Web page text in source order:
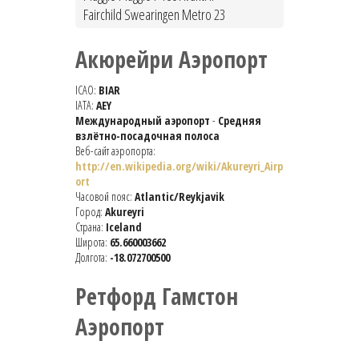
Fairchild Swearingen Metro 23
Акюрейри Аэропорт
ICAO: BIAR
IATA: AEY
Международный аэропорт - Средняя
взлётно-посадочная полоса
Веб-сайт аэропорта:
http://en.wikipedia.org/wiki/Akureyri_Airp
ort
Часовой пояс: Atlantic/Reykjavik
Город: Akureyri
Страна: Iceland
Широта: 65.660003662
Долгота: -18.072700500
Ретфорд Гамстон
Аэропорт